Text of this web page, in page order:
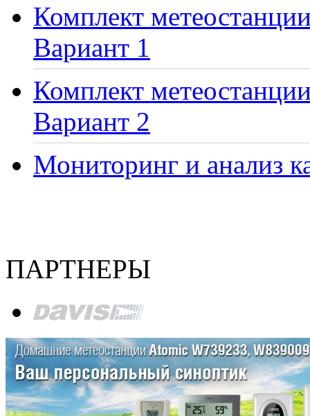
Комплект
Вариант 1
Комплект
Вариант 2
Мониторинг и анализ
ПАРТНЕРЫ